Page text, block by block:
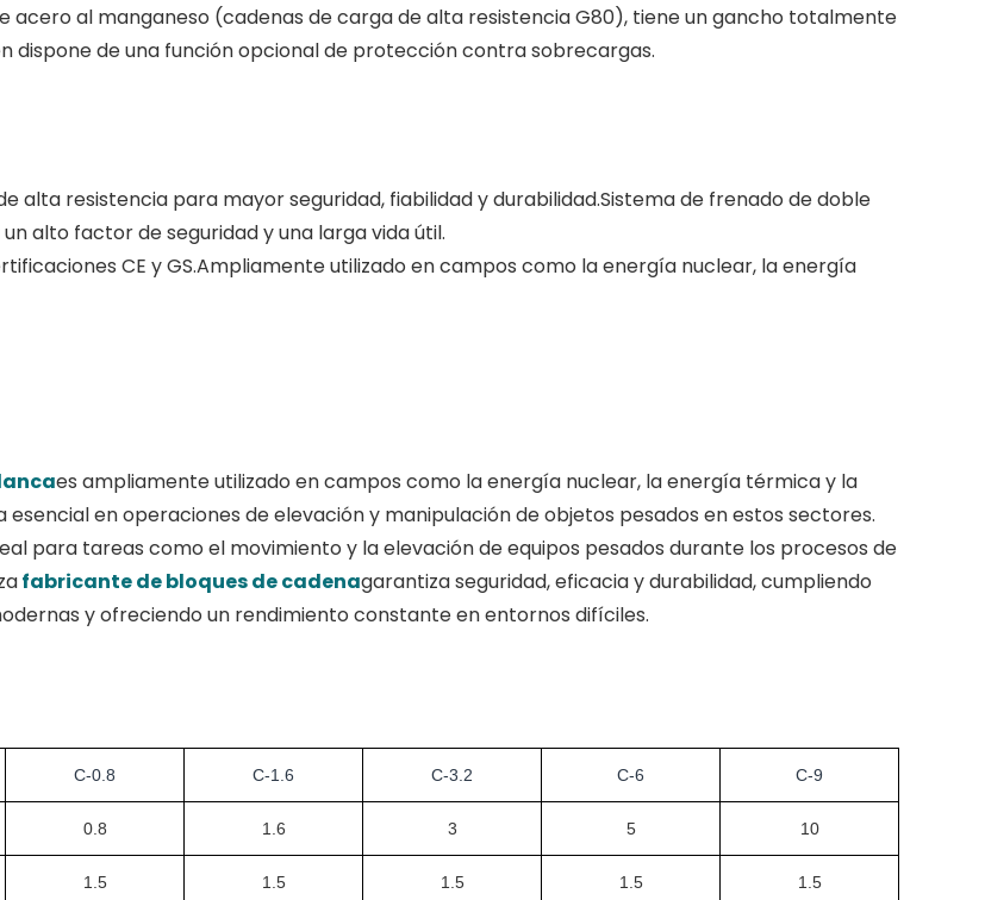
acero al manganeso (cadenas de carga de alta resistencia G80), tiene un gancho totalmente
dispone de una función opcional de protección contra sobrecargas.
alta resistencia para mayor seguridad, fiabilidad y durabilidad.Sistema de frenado de doble
alto factor de seguridad y una larga vida útil.
CE y GS.Ampliamente utilizado en campos como la energía nuclear, la energía
es ampliamente utilizado en campos como la energía nuclear, la energía térmica y la
en operaciones de elevación y manipulación de objetos pesados en estos sectores.
para tareas como el movimiento y la elevación de equipos pesados durante los procesos de
fabricante de bloques de cadenagarantiza seguridad, eficacia y durabilidad, cumpliendo
y ofreciendo un rendimiento constante en entornos difíciles.
C-0.8 C-1.6 C-3.2 C-6 C-9
0.8 1.6 3 5 10
1.5 1.5 1.5 1.5 1.5